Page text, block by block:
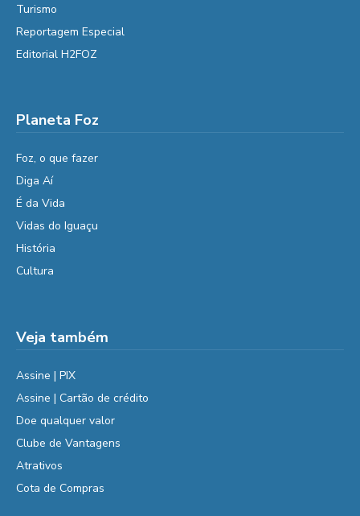
Turismo
Reportagem Especial
Editorial H2FOZ
Planeta Foz
Foz, o que fazer
Diga Aí
É da Vida
Vidas do Iguaçu
História
Cultura
Veja também
Assine | PIX
Assine | Cartão de crédito
Doe qualquer valor
Clube de Vantagens
Atrativos
Cota de Compras